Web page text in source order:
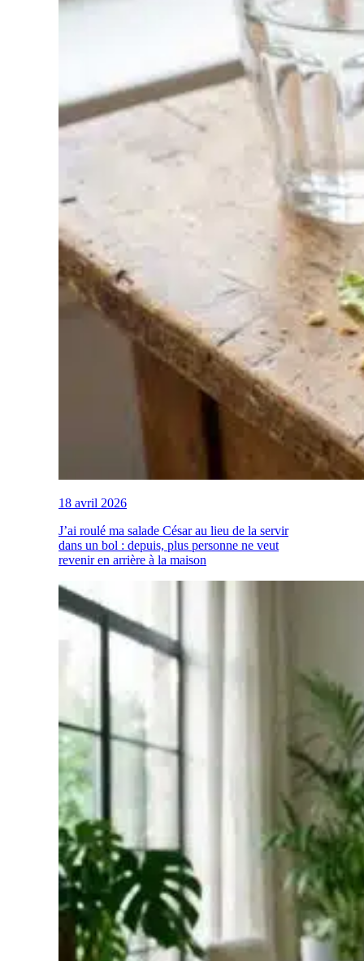
18 avril 2026
J’ai roulé ma salade César au lieu de la servir
dans un bol : depuis, plus personne ne veut
revenir en arrière à la maison